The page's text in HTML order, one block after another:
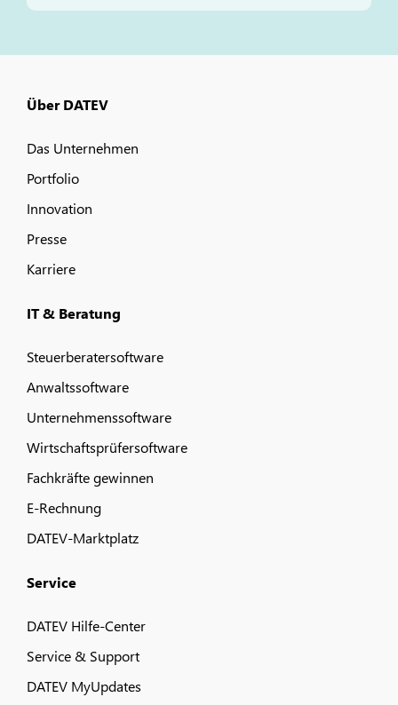
Über DATEV
Das Unternehmen
Portfolio
Innovation
Presse
Karriere
IT & Beratung
Steuerberatersoftware
Anwaltssoftware
Unternehmenssoftware
Wirtschaftsprüfersoftware
Fachkräfte gewinnen
E-Rechnung
DATEV-Marktplatz
Service
DATEV Hilfe-Center
Service & Support
DATEV MyUpdates